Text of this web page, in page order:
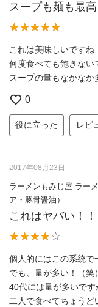
スープも麺も最高
これは美味しいですね
何度食べても飽きな
スープの量もなかな
0
役に立った レビ
2017年08月23日
ラーメンもみじ屋 ラー
ア・豚骨醤油）
これはヤバい！！
個人的にはこの系統で
でも、量が多い！（笑）
40代には量が多いです
二人で食べてちょうど